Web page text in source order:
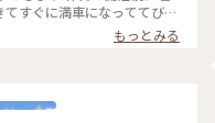
をBGMに ゆるりと美味しい
・ #ナスショウゾウカフェ
カフェ#ちいさな列車旅
すぐに満車になっててびっ
ィッチセット かぼちゃプリ
したけど写真忘れました…ち
もっとみる